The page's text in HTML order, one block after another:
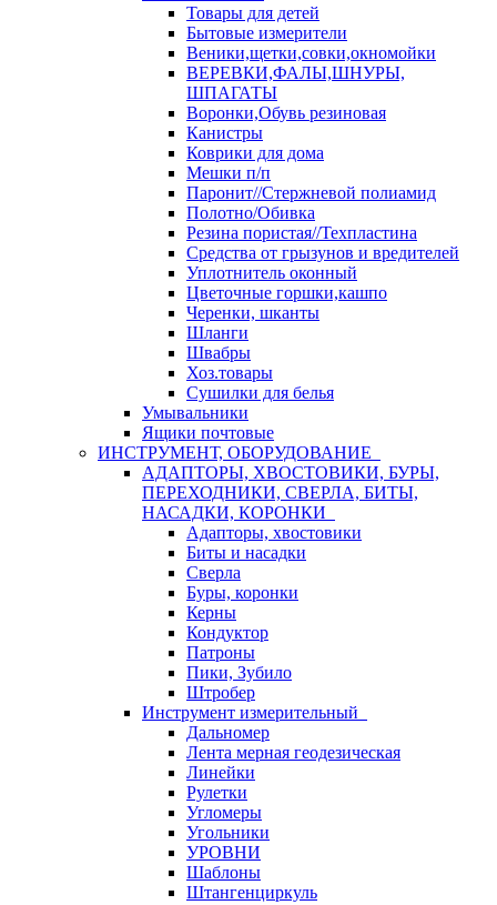
Товары для детей
Бытовые измерители
Веники,щетки,совки,окномойки
ВЕРЕВКИ,ФАЛЫ,ШНУРЫ,
ШПАГАТЫ
Воронки,Обувь резиновая
Канистры
Коврики для дома
Мешки п/п
Паронит//Стержневой полиамид
Полотно/Обивка
Резина пористая//Техпластина
Средства от грызунов и вредителей
Уплотнитель оконный
Цветочные горшки,кашпо
Черенки, шканты
Шланги
Швабры
Хоз.товары
Сушилки для белья
Умывальники
Ящики почтовые
ИНСТРУМЕНТ, ОБОРУДОВАНИЕ
АДАПТОРЫ, ХВОСТОВИКИ, БУРЫ,
ПЕРЕХОДНИКИ, СВЕРЛА, БИТЫ,
НАСАДКИ, КОРОНКИ
Адапторы, хвостовики
Биты и насадки
Сверла
Буры, коронки
Керны
Кондуктор
Патроны
Пики, Зубило
Штробер
Инструмент измерительный
Дальномер
Лента мерная геодезическая
Линейки
Рулетки
Угломеры
Угольники
УРОВНИ
Шаблоны
Штангенциркуль